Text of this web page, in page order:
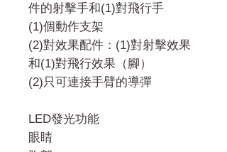
件的射擊手和(1)對飛行手
(1)個動作支架
(2)對效果配件：(1)對射擊效果
和(1)對飛行效果（腳）
(2)只可連接手臂的導彈
LED發光功能
眼睛